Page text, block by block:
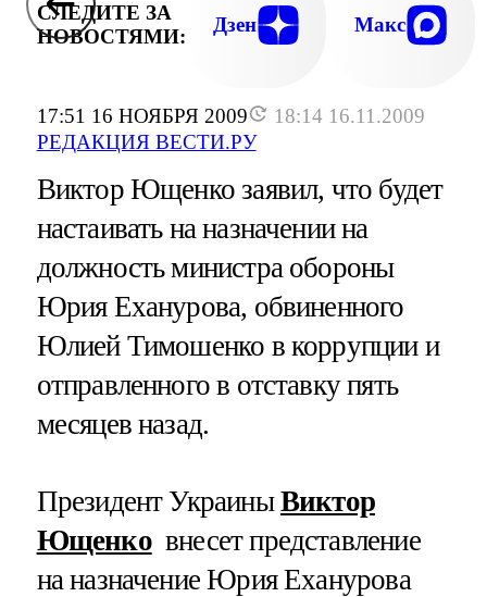
17:51 16 НОЯБРЯ 2009
18:14 16.11.2009
РЕДАКЦИЯ ВЕСТИ.РУ
СЛЕДИТЕ ЗА
НОВОСТЯМИ:
Дзен Макс
Виктор Ющенко заявил, что будет
настаивать на назначении на
должность министра обороны
Юрия Еханурова, обвиненного
Юлией Тимошенко в коррупции и
отправленного в отставку пять
месяцев назад.
Президент УкраиныВиктор
Ющенковнесет представление
на назначение Юрия Еханурова